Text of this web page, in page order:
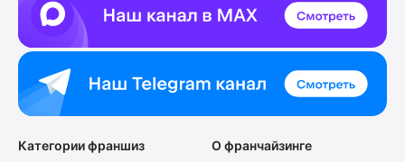
Категории франшиз
О франчайзинге